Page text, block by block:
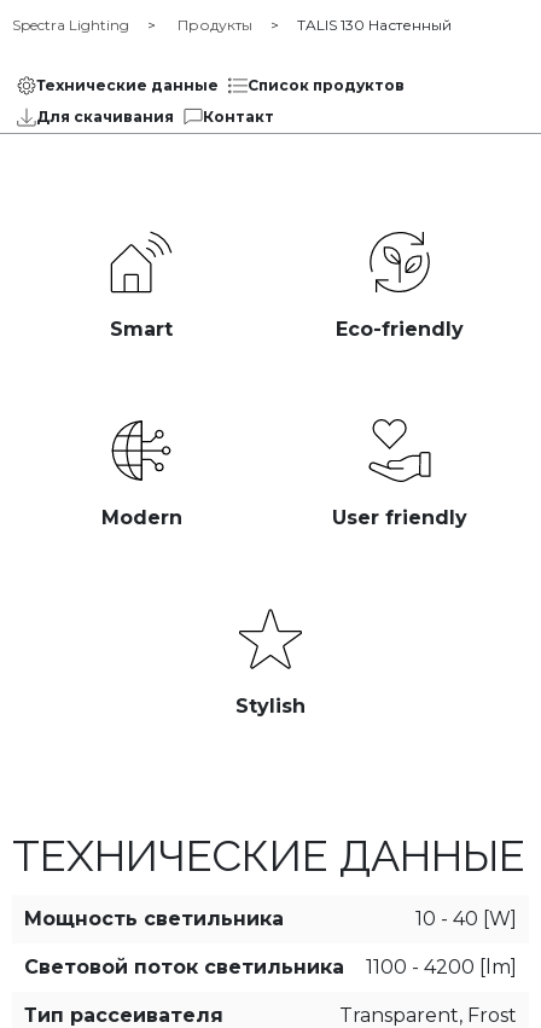
Spectra Lighting Продукты TALIS 130 Настенный
Технические данные
Список продуктов
Для скачивания
Контакт
Smart Eco-friendly
Modern User friendly
Stylish
ТЕХНИЧЕСКИЕ ДАННЫЕ
Мощность светильника 10 - 40 [W]
Световой поток светильника 1100 - 4200 [lm]
Тип рассеивателя Transparent, Frost